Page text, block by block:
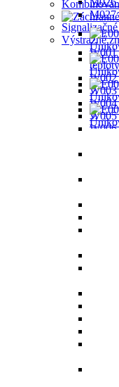
M027
Výstražné
W001
teploty
W002
W003
W004
W005
W006